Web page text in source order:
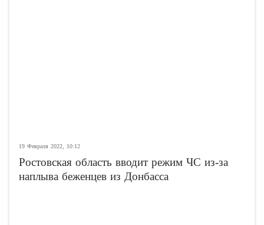
19 Февраля 2022, 10:12
Ростовская область вводит режим ЧС из-за
наплыва беженцев из Донбасса